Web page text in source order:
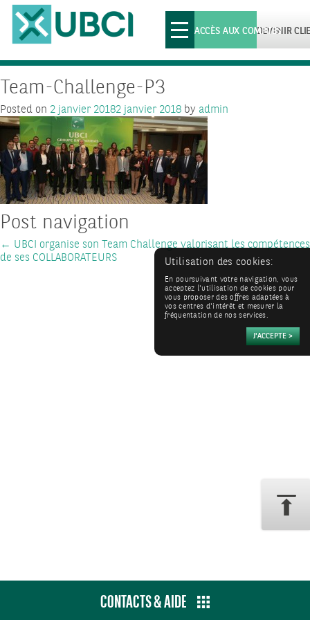
Toggle
navigationDEVENIR
ACCÈS AUX COMPTES
Team-Challenge-P3
Posted on 2 janvier 20182 janvier 2018 by admin
Post navigation
← UBCI organise son Team Challenge valorisant les compétences
de ses COLLABORATEURS
CONTACTS & AIDE
Utilisation des cookies:
En poursuivant votre navigation, vous
acceptez l'utilisation de cookies pour
vous proposer des offres adaptées à
vos centres d'intérêt et mesurer la
fréquentation de nos services.